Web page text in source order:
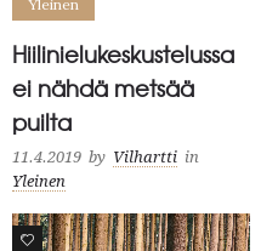
Yleinen
Hiilinielukeskustelussa
ei nähdä metsää
puilta
11.4.2019 by Vilhartti in
Yleinen
0